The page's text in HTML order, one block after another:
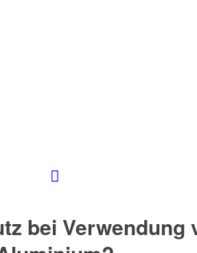
bei Verwendung